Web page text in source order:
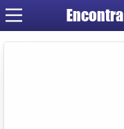
Encontra